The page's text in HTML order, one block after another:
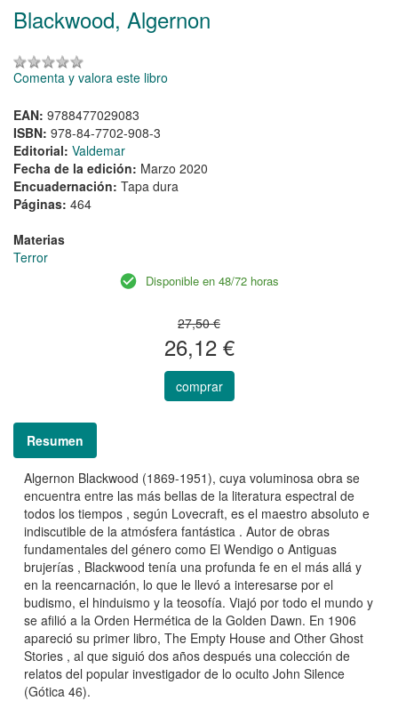
Blackwood, Algernon
Comenta y valora este libro
EAN: 9788477029083
ISBN: 978-84-7702-908-3
Editorial: Valdemar
Fecha de la edición: Marzo 2020
Encuadernación: Tapa dura
Páginas: 464
Materias
Terror
Disponible en 48/72 horas
27,50 €
26,12 €
comprar
Resumen
Algernon Blackwood (1869-1951), cuya voluminosa obra se
encuentra entre las más bellas de la literatura espectral de
todos los tiempos , según Lovecraft, es el maestro absoluto e
indiscutible de la atmósfera fantástica . Autor de obras
fundamentales del género como El Wendigo o Antiguas
brujerías , Blackwood tenía una profunda fe en el más allá y
en la reencarnación, lo que le llevó a interesarse por el
budismo, el hinduismo y la teosofía. Viajó por todo el mundo y
se afilió a la Orden Hermética de la Golden Dawn. En 1906
apareció su primer libro, The Empty House and Other Ghost
Stories , al que siguió dos años después una colección de
relatos del popular investigador de lo oculto John Silence
(Gótica 46).